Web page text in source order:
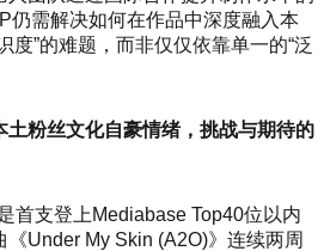
仍需解决如何在作品中深度融入本
度”的难题，而非仅仅依靠单一的“泛
土粉丝文化自豪情绪，挑战与期待的
首支登上Mediabase Top40位以内
Under My Skin (A2O)》连续两周